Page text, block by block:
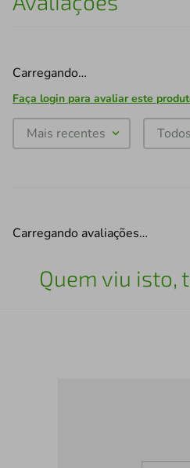
Carregando…
Faça login para avaliar este
Mais recentes Todos
Carregando avaliações…
Quem viu isto,